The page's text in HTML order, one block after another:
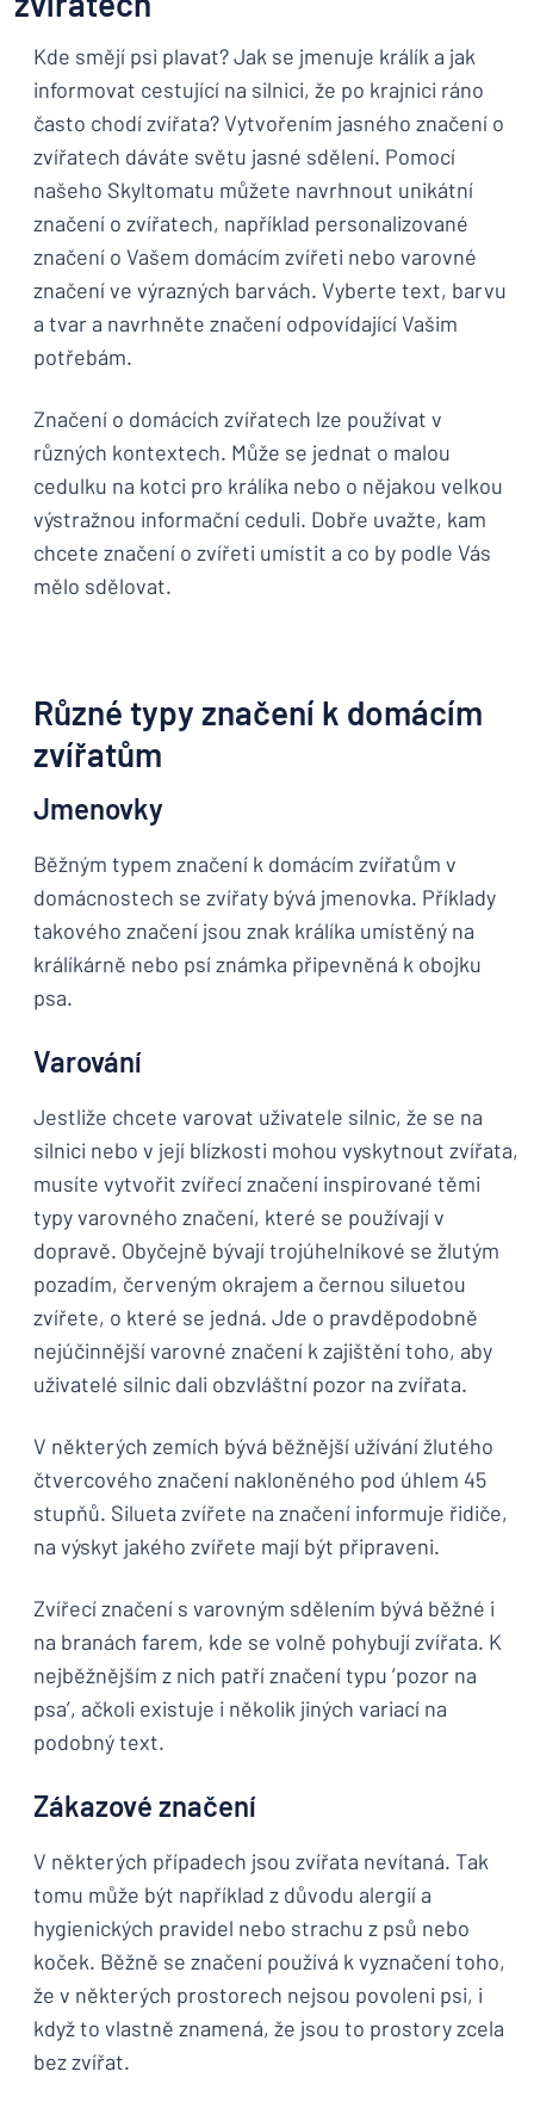
Kde smějí psi plavat? Jak se jmenuje králík a jak
informovat cestující na silnici, že po krajnici ráno
často chodí zvířata? Vytvořením jasného značení o
zvířatech dáváte světu jasné sdělení. Pomocí
našeho Skyltomatu můžete navrhnout unikátní
značení o zvířatech, například personalizované
značení o Vašem domácím zvířeti nebo varovné
značení ve výrazných barvách. Vyberte text, barvu
a tvar a navrhněte značení odpovídající Vašim
potřebám.
Značení o domácích zvířatech lze používat v
různých kontextech. Může se jednat o malou
cedulku na kotci pro králíka nebo o nějakou velkou
výstražnou informační ceduli. Dobře uvažte, kam
chcete značení o zvířeti umístit a co by podle Vás
mělo sdělovat.
Různé typy značení k domácím
zvířatům
Jmenovky
Běžným typem značení k domácím zvířatům v
domácnostech se zvířaty bývá jmenovka. Příklady
takového značení jsou znak králíka umístěný na
králíkárně nebo psí známka připevněná k obojku
psa.
Varování
Jestliže chcete varovat uživatele silnic, že se na
silnici nebo v její blízkosti mohou vyskytnout zvířata,
musíte vytvořit zvířecí značení inspirované těmi
typy varovného značení, které se používají v
dopravě. Obyčejně bývají trojúhelníkové se žlutým
pozadím, červeným okrajem a černou siluetou
zvířete, o které se jedná. Jde o pravděpodobně
nejúčinnější varovné značení k zajištění toho, aby
uživatelé silnic dali obzvláštní pozor na zvířata.
V některých zemích bývá běžnější užívání žlutého
čtvercového značení nakloněného pod úhlem 45
stupňů. Silueta zvířete na značení informuje řidiče,
na výskyt jakého zvířete mají být připraveni.
Zvířecí značení s varovným sdělením bývá běžné i
na branách farem, kde se volně pohybují zvířata. K
nejběžnějším z nich patří značení typu ’pozor na
psa’, ačkoli existuje i několik jiných variací na
podobný text.
Zákazové značení
V některých případech jsou zvířata nevítaná. Tak
tomu může být například z důvodu alergií a
hygienických pravidel nebo strachu z psů nebo
koček. Běžně se značení používá k vyznačení toho,
že v některých prostorech nejsou povoleni psi, i
když to vlastně znamená, že jsou to prostory zcela
bez zvířat.